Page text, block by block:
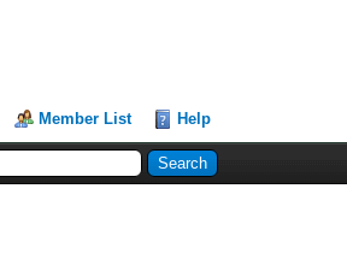
Member List Help